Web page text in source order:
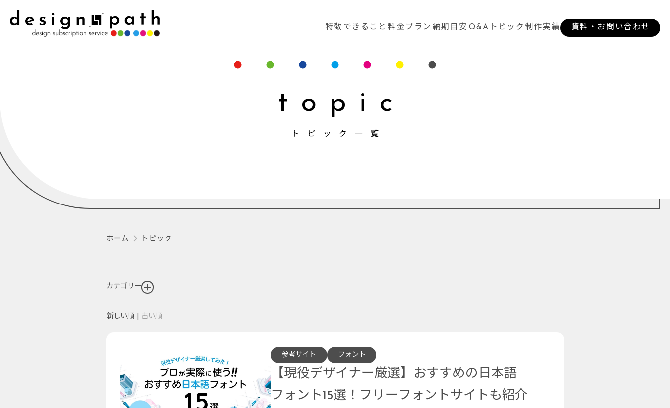
特徴 できること 料金プラン 納期目安 Q&A トピック 制作実績 資料・お問い合わせ
ホーム トピック
topic
トピック一覧
カテゴリー
新しい順 古い順
参考サイト フォント
【現役デザイナー厳選】おすすめの日本語
フォント15選！フリーフォントサイトも紹介